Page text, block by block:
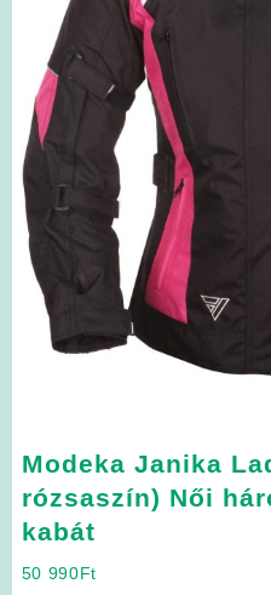
Modeka Janika
rózsaszín) Női
kabát
50 990Ft